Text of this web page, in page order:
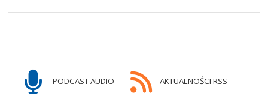
PODCAST AUDIO AKTUALNOŚCI RSS